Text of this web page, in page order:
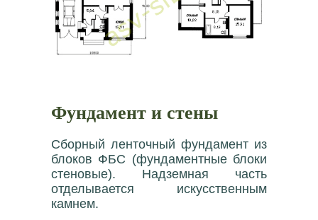
Фундамент и стены
Сборный ленточный фундамент из
блоков ФБС (фундаментные блоки
стеновые). Надземная часть
отделывается искусственным
камнем.